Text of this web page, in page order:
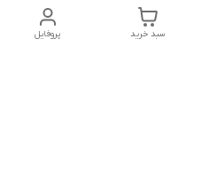
پروفایل سبد خرید